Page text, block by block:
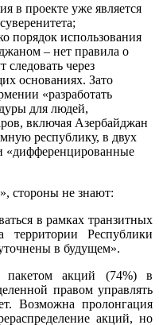
в проекте уже является
порядок использования
– нет правила о
следовать через
основаниях. Зато
«разработать
для людей,
включая Азербайджан
республику, в двух
«дифференцированные
стороны не знают:
в рамках транзитных
территории Республики
в будущем».
акций (74%) в
правом управлять
Возможна пролонгация
акций, но